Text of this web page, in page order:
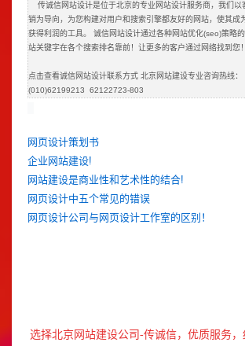
传诚信网站设计是位于北京的专业网站设计服务商，我们以
销为导向，为您构建对用户和搜索引擎都友好的网站，使其成
获得利润的工具。 诚信网站设计通过各种网站优化(seo)策略
站关键字在各个搜索排名靠前！让更多的客户通过网络找到您
点击查看诚信网站设计联系方式 北京网站建设专业咨询热线：
(010)62199213 62122723-803
网页设计策划书
企业网站建设!
网站建设是商业性和艺术性的结合!
网页设计中五个常见的错误
网页设计公司与网页设计工作室的区别！
选择北京网站建设公司 -传诚信，优质服务，